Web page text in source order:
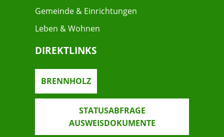
Gemeinde & Einrichtungen
Leben & Wohnen
DIREKTLINKS
BRENNHOLZ
STATUSABFRAGE
AUSWEISDOKUMENTE